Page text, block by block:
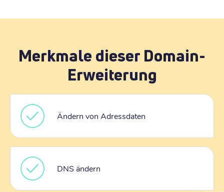
Merkmale dieser Domain-
Erweiterung
Ändern von Adressdaten
DNS ändern